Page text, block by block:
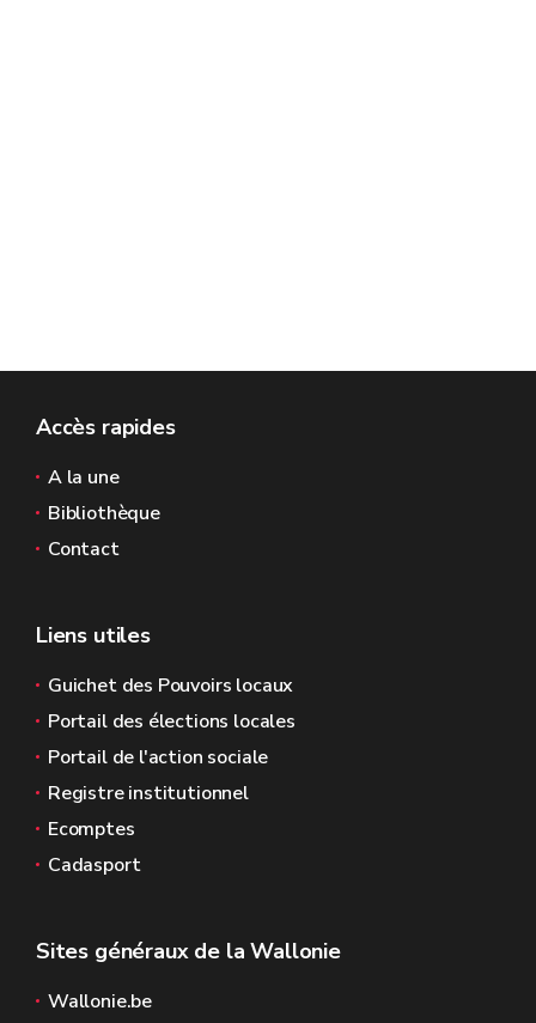
Accès rapides
A la une
Bibliothèque
Contact
Liens utiles
Guichet des Pouvoirs locaux
Portail des élections locales
Portail de l'action sociale
Registre institutionnel
Ecomptes
Cadasport
Sites généraux de la Wallonie
Wallonie.be